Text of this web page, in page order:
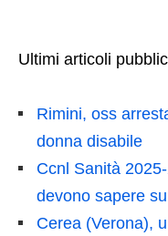
Ultimi articoli
Rimini, oss
donna disabile
Ccnl Sanità
devono sapere
Cerea (Verona),